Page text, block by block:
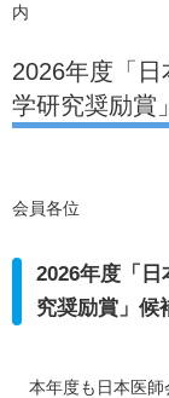
内
2026年度「
学研究奨励賞
会員各位
2026年度「
究奨励賞」候
本年度も日本医師